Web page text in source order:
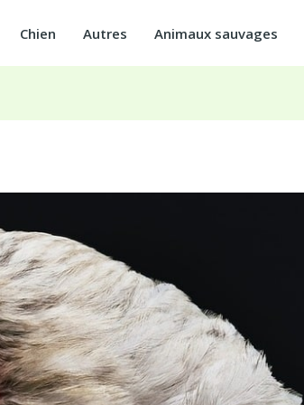
Chien Autres Animaux sauvages